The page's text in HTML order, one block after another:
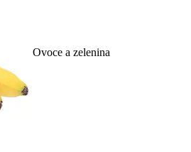
Ovoce a zelenina